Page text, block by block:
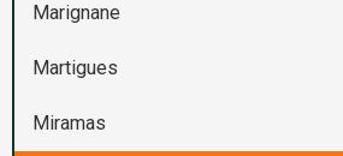
Marignane
Martigues
Miramas